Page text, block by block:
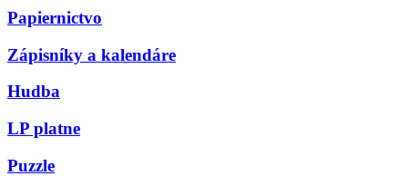
Papiernictvo
Zápisníky a kalendáre
Hudba
LP platne
Puzzle